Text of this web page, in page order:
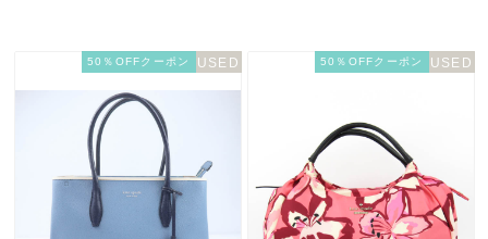
50％OFFクーポン 50％OFFクーポン